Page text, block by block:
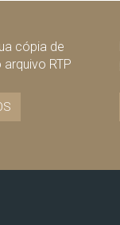
cópia de
RTP